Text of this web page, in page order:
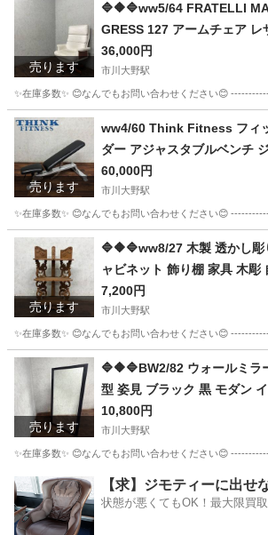
売ります
🔷🔶🔷ww5/64 FRATELLI
GRESS 127 アームチェア レ
特注 希少 ヴィンテージ 家具
歓迎◎🔷🔶🔷
36,000円
市川大野駅
✨在庫多数✨ 😊なんでもお問い合わせください😊
千葉 市川市 アーム
売ります
ww4/60 Think Fitness フィ
ダー アジャスタブルベンチ
ホームジム ★直接引取歓迎
60,000円
市川大野駅
✨在庫多数✨ 😊なんでもお問い合わせください😊
千葉 市川市 市川大野駅 その他 画像
売ります
🔷🔶🔷ww8/27 木製 透かし
ャビネット 飾り棚 家具 木
迎 ◇🔷🔶🔷
7,200円
市川大野駅
✨在庫多数✨ 😊なんでもお問い合わせください😊
千葉 市川市 市川大野駅 収納家具
売ります
🔷🔶🔷BW2/82 ウォールミラ
型 姿見 ブラック 黒 モダン
◇🔷🔶🔷
10,800円
市川大野駅
✨在庫多数✨ 😊なんでもお問い合わせください😊
千葉 市川市 市川大野駅 ミラー/鏡
【求】ジモティーに出せ
状態が悪くてもOK！最大限買